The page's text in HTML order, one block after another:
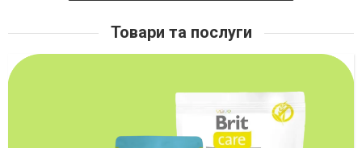
Товари та послуги